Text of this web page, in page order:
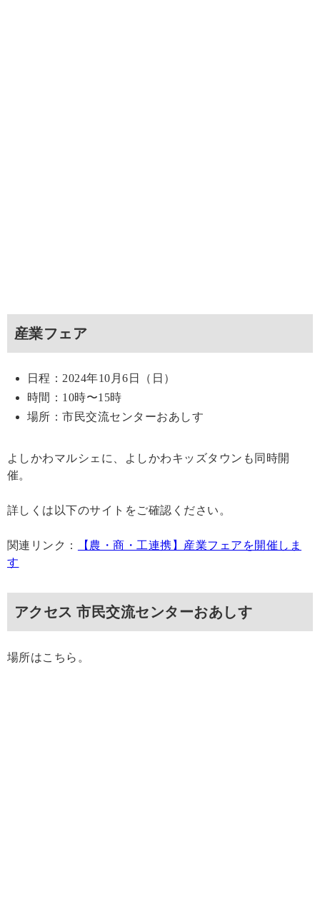
産業フェア
日程：2024年10月6日（日）
時間：10時〜15時
場所：市民交流センターおあしす
よしかわマルシェに、よしかわキッズタウンも同時開
催。
詳しくは以下のサイトをご確認ください。
関連リンク：
【農・商・工連携】産業フェアを開催しま
す
アクセス 市民交流センターおあしす
場所はこちら。